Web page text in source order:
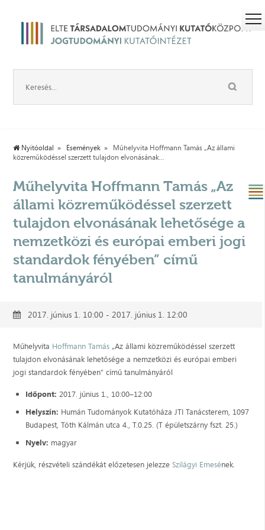
Nyitóoldal Események
Műhelyvita Hoffmann Tamás „Az állami
közreműködéssel szerzett tulajdon elvonásának...
Műhelyvita Hoffmann Tamás „Az
állami közreműködéssel szerzett
tulajdon elvonásának lehetősége a
nemzetközi és európai emberi jogi
standardok fényében” című
tanulmányáról
2017. június 1. 10:00 - 2017. június 1. 12:00
Műhelyvita Hoffmann Tamás „Az állami közreműködéssel szerzett
tulajdon elvonásának lehetősége a nemzetközi és európai emberi
jogi standardok fényében” című tanulmányáról
Időpont: 2017. június 1., 10:00–12:00
Helyszín: Humán Tudományok Kutatóháza JTI Tanácsterem, 1097
Budapest, Tóth Kálmán utca 4., T.0.25. (T épületszárny fszt. 25.)
Nyelv: magyar
Kérjük, részvételi szándékát előzetesen jelezzeSzilágyi Emesének.